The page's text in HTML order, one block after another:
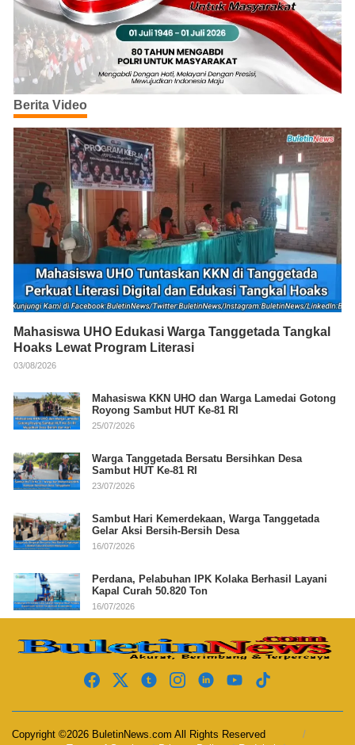
Berita Video
Mahasiswa UHO Edukasi Warga Tanggetada Tangkal
Hoaks Lewat Program Literasi
03/08/2026
Mahasiswa KKN UHO dan Warga Lamedai Gotong
Royong Sambut HUT Ke-81 RI
25/07/2026
Warga Tanggetada Bersatu Bersihkan Desa
Sambut HUT Ke-81 RI
23/07/2026
Sambut Hari Kemerdekaan, Warga Tanggetada
Gelar Aksi Bersih-Bersih Desa
16/07/2026
Perdana, Pelabuhan IPK Kolaka Berhasil Layani
Kapal Curah 50.820 Ton
16/07/2026
Copyright ©2026 BuletinNews.com All Rights Reserved